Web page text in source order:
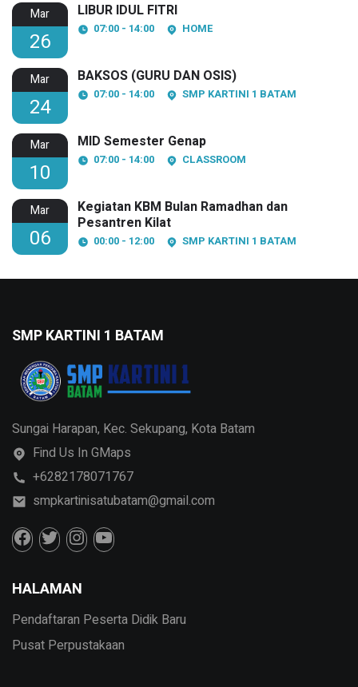
Mar
26
LIBUR IDUL FITRI
07:00 - 14:00 HOME
Mar
24
BAKSOS (GURU DAN OSIS)
07:00 - 14:00 SMP KARTINI 1 BATAM
Mar
10
MID Semester Genap
07:00 - 14:00 CLASSROOM
Mar
06
Kegiatan KBM Bulan Ramadhan dan
Pesantren Kilat
00:00 - 12:00 SMP KARTINI 1 BATAM
SMP KARTINI 1 BATAM
Sungai Harapan, Kec. Sekupang, Kota Batam
Find Us In GMaps
+6282178071767
smpkartinisatubatam@gmail.com
HALAMAN
Pendaftaran Peserta Didik Baru
Pusat Perpustakaan